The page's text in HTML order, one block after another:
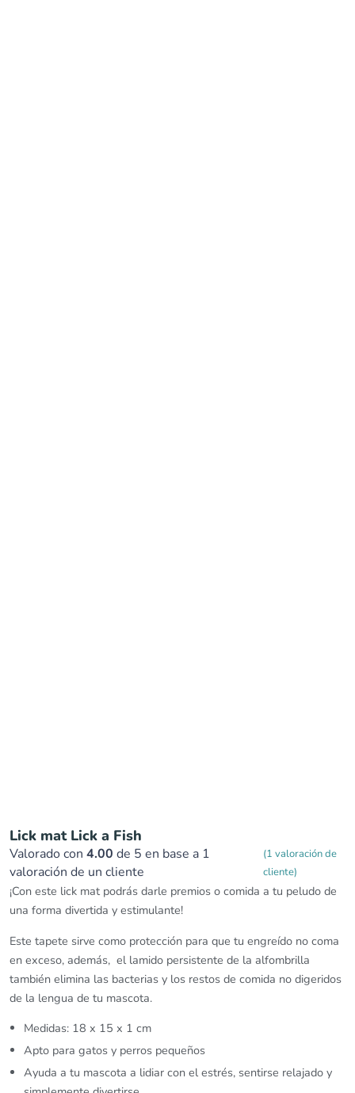
Lick mat Lick a Fish
Valorado con 4.00 de 5 en base a 1
valoración de un cliente
(1 valoración de
cliente)
¡Con este lick mat podrás darle premios o comida a tu peludo de
una forma divertida y estimulante!
Este tapete sirve como protección para que tu engreído no coma
en exceso, además, el lamido persistente de la alfombrilla
también elimina las bacterias y los restos de comida no digeridos
de la lengua de tu mascota.
Medidas: 18 x 15 x 1 cm
Apto para gatos y perros pequeños
Ayuda a tu mascota a lidiar con el estrés, sentirse relajado y